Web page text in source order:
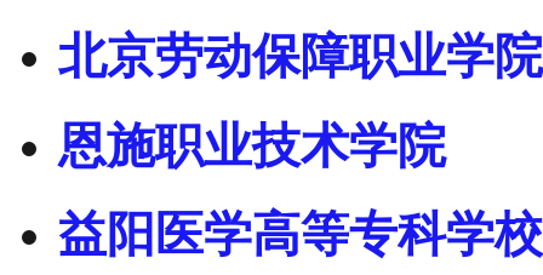
北京劳动保障职业学院
恩施职业技术学院
益阳医学高等专科学校